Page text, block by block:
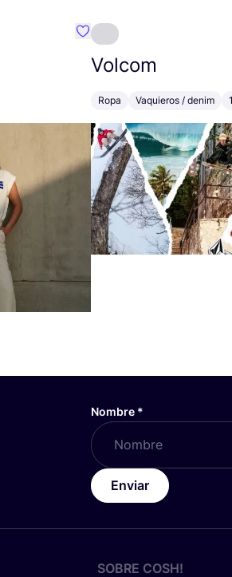
Favoritos {nombre}
Volcom
Ropa Vaquieros / denim
Nombre *
Enviar
SOBRE COSH!